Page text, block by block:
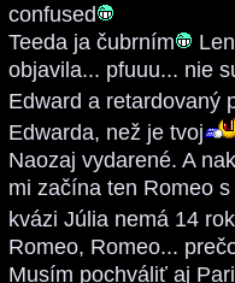
confused
Teeda ja čubrním
objavila... pfuuu... nie
Edward a retardovaný
Edwarda, než je tvoj
Naozaj vydarené. A
mi začína ten Romeo
kvázi Júlia nemá 14
Romeo, Romeo...
Musím pochváliť aj